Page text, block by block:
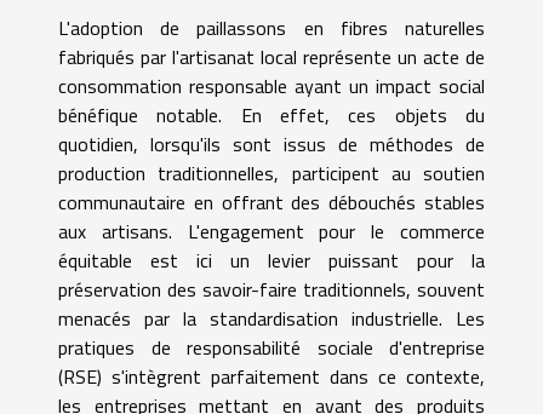
L'adoption de paillassons en fibres naturelles
fabriqués par l'artisanat local représente un acte de
consommation responsable ayant un impact social
bénéfique notable. En effet, ces objets du
quotidien, lorsqu'ils sont issus de méthodes de
production traditionnelles, participent au soutien
communautaire en offrant des débouchés stables
aux artisans. L'engagement pour le commerce
équitable est ici un levier puissant pour la
préservation des savoir-faire traditionnels, souvent
menacés par la standardisation industrielle. Les
pratiques de responsabilité sociale d'entreprise
(RSE) s'intègrent parfaitement dans ce contexte,
les entreprises mettant en avant des produits